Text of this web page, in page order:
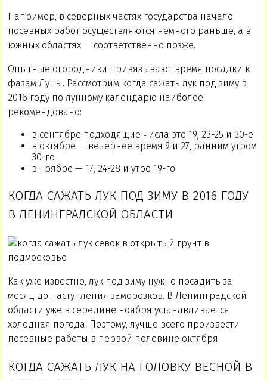
Например, в северных частях государства начало
посевных работ осуществляются немного раньше, а в
южных областях — соответственно позже.
Опытные огородники привязывают время посадки к
фазам Луны. Рассмотрим когда сажать лук под зиму в
2016 году по лунному календарю наиболее
рекомендовано:
в сентябре подходящие числа это 19, 23-25 и 30-е
в октябре — вечернее время 9 и 27, ранним утром
30-го
в ноябре — 17, 24-28 и утро 19-го.
КОГДА САЖАТЬ ЛУК ПОД ЗИМУ В 2016 ГОДУ
В ЛЕНИНГРАДСКОЙ ОБЛАСТИ
Как уже известно, лук под зиму нужно посадить за
месяц до наступления заморозков. В Ленинградской
области уже в середине ноября устанавливается
холодная погода. Поэтому, лучше всего произвести
посевные работы в первой половине октября.
КОГДА САЖАТЬ ЛУК НА ГОЛОВКУ ВЕСНОЙ В